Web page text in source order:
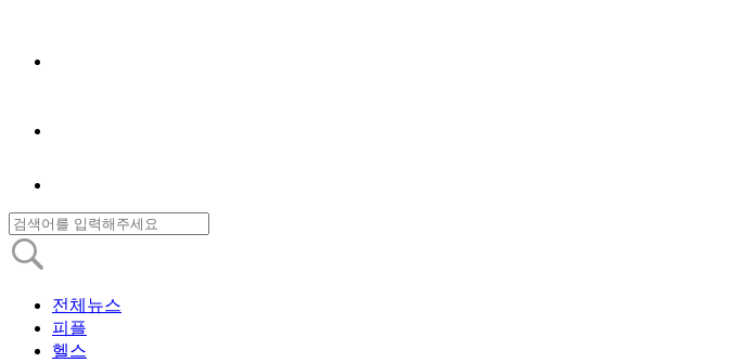
전체뉴스
피플
헬스